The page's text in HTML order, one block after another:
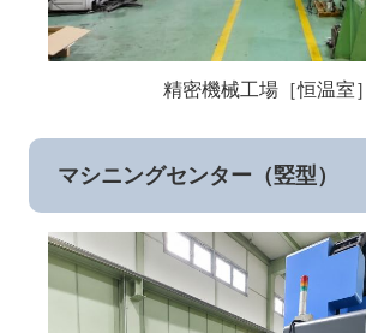
精密機械工場［恒温室］
マシニングセンター（竪型）